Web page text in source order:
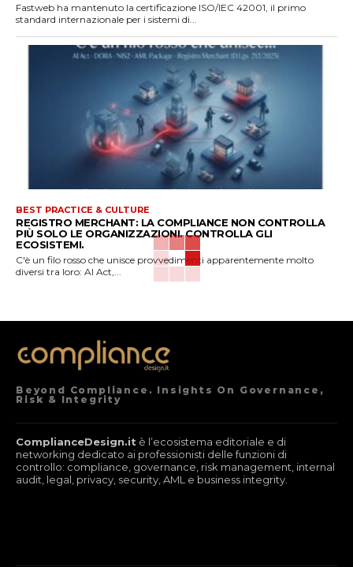
Fastweb ha mantenuto la certificazione ISO/IEC 42001, il primo
standard internazionale per i sistemi di...
BEST PRACTICE & CULTURE
REGISTRO MERCHANT: LA COMPLIANCE NON CONTROLLA
PIÙ SOLO LE ORGANIZZAZIONI. CONTROLLA GLI
ECOSISTEMI.
C'è un filo rosso che unisce provvedimenti apparentemente molto
diversi tra loro: AI Act,...
Beyond Compliance. Insights On Governance,
Risk & Integrity
ComplianceDesign.it è l’ecosistema editoriale e di
networking dedicato ai professionisti delle funzioni di
controllo: compliance, governance, risk management, internal
audit, legal, privacy, security, AML e business integrity.